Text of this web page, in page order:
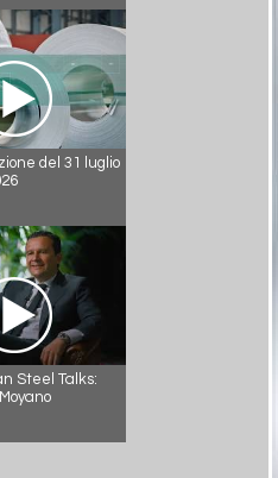
del 31 luglio
Steel Talks: